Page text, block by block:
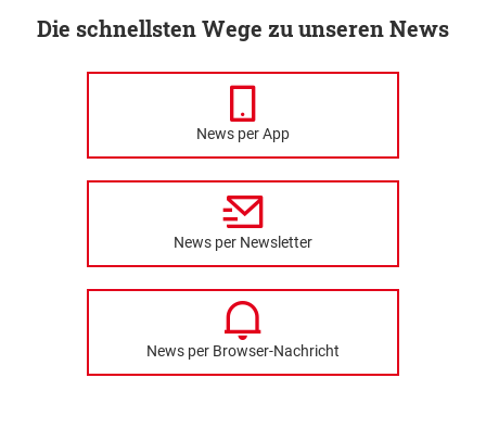
Die schnellsten Wege zu unseren News
News per App
News per Newsletter
News per Browser-Nachricht